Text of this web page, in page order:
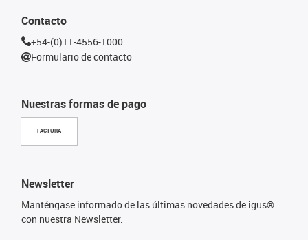
Nuestras formas de pago
FACTURA
Contacto
+54-(0)11-4556-1000
Formulario de contacto
Newsletter
Manténgase informado de las últimas novedades de igus®
con nuestra Newsletter.